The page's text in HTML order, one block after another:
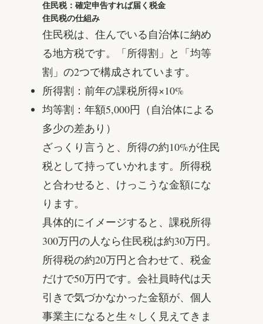
住民税：確定申告すれば届く税金
住民税の仕組み
住民税は、住んでいる自治体に納め
る地方税です。「所得割」と「均等
割」の2つで構成されています。
所得割：前年の課税所得×10%
均等割：年額5,000円（自治体による
多少の差あり）
ざっくり言うと、所得の約10%が住民
税として持っていかれます。所得税
と合わせると、けっこうな金額にな
ります。
具体的にイメージすると、課税所得
300万円の人なら住民税は約30万円。
所得税の約20万円と合わせて、税金
だけで50万円です。会社員時代は天
引きで気づかなかった金額が、個人
事業主になると生々しく見えてきま